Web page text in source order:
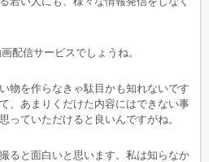
配信サービスでしょうね。
物を作らなきゃ駄目かも知れないです
、あまりくだけた内容にはできない事
ていただけると良いんですがね。
ると面白いと思います。私は知らなか